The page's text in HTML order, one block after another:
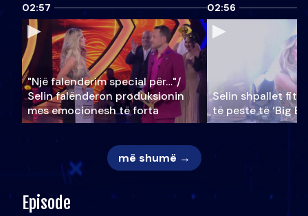
02:57
"Një falenderim special për…"/
Selin falënderon produksionin
mes emocionesh të forta
02:56
Selin shpallet
të pestë të ‘Big
më shumë →
Episode